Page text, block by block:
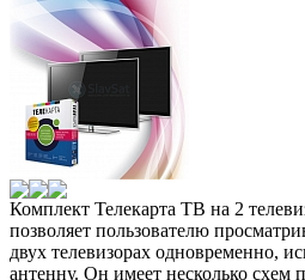
Комплект Телекарта ТВ на 2
позволяет пользователю
двух телевизорах одновременно,
антенну. Он имеет несколько схем